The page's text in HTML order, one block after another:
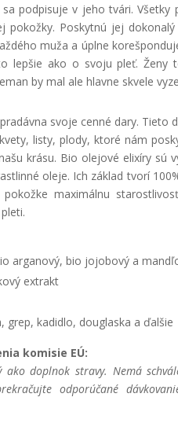
podpisuje v jeho tvári. Všetky
pokožky. Poskytnú jej
muža a úplne
lepšie ako o svoju pleť.
by mal ale hlavne skvele
svoje cenné dary. Tieto
listy, plody, ktoré nám
krásu. Bio olejové elixíry sú
oleje. Ich základ tvorí
maximálnu
arganový, bio jojobový a
extrakt
grep, kadidlo, douglaska a ďalšie
komisie EÚ:
ako doplnok stravy. Nemá
odporúčané